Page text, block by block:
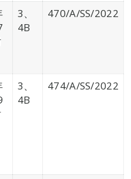
3、
4B
470/A/SS/2022
3、
4B
474/A/SS/2022